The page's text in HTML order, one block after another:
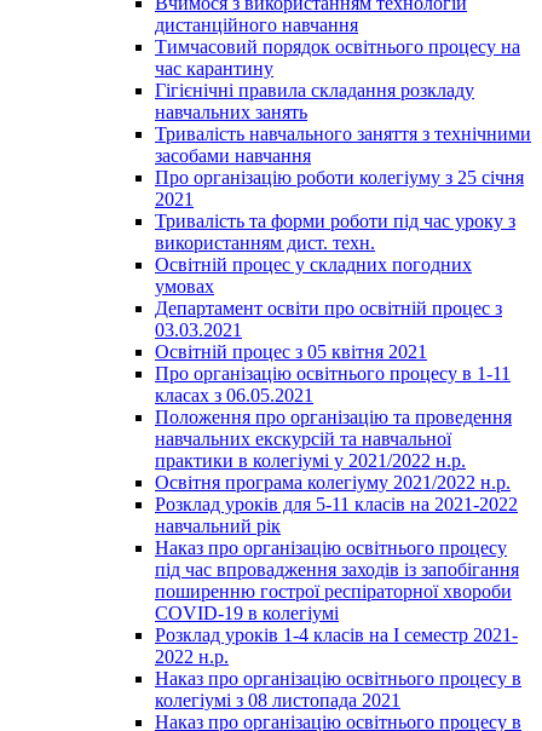
дистанційного навчання
Тимчасовий порядок освітнього процесу на
час карантину
Гігієнічні правила складання розкладу
навчальних занять
Тривалість навчального заняття з технічними
засобами навчання
Про організацію роботи колегіуму з 25 січня
2021
Тривалість та форми роботи під час уроку з
використанням дист. техн.
Освітній процес у складних погодних
умовах
Департамент освіти про освітній процес з
03.03.2021
Освітній процес з 05 квітня 2021
Про організацію освітнього процесу в 1-11
класах з 06.05.2021
Положення про організацію та проведення
навчальних екскурсій та навчальної
практики в колегіумі у 2021/2022 н.р.
Освітня програма колегіуму 2021/2022 н.р.
Розклад уроків для 5-11 класів на 2021-2022
навчальний рік
Наказ про організацію освітнього процесу
під час впровадження заходів із запобігання
поширенню гострої респіраторної хвороби
COVID-19 в колегіумі
Розклад уроків 1-4 класів на І семестр 2021-
2022 н.р.
Наказ про організацію освітнього процесу в
колегіумі з 08 листопада 2021
Наказ про організацію освітнього процесу в